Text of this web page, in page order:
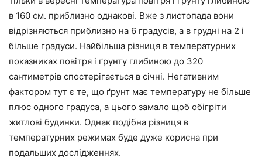
в 160 см. приблизно однакові. Вже з листопада вони
відрізняються приблизно на 6 градусів, а в грудні на 2 і
більше градуси. Найбільша різниця в температурних
показниках повітря і ґрунту глибиною до 320
сантиметрів спостерігається в січні. Негативним
фактором тут є те, що ґрунт має температуру не більше
плюс одного градуса, а цього замало щоб обігріти
житлові будинки. Однак подібна різниця в
температурних режимах буде дуже корисна при
подальших дослідженнях.